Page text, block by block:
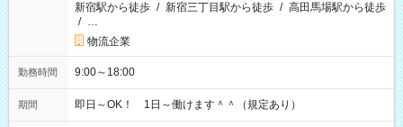
新宿駅から徒歩 / 新宿三丁目駅から徒歩 / 高田馬場駅から徒歩
/ …
物流企業
勤務時間 9:00～18:00
期間 即日～OK！ 1日～働けます＾＾（規定あり）